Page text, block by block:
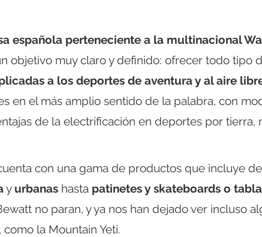
española perteneciente a la multinacional
objetivo muy claro y definido: ofrecer todo tipo
a los deportes de aventura y al aire
en el más amplio sentido de la palabra, con
de la electrificación en deportes por tierra,
con una gama de productos que incluye
y urbanas hasta patinetes y skateboards o
no paran, y ya nos han dejado ver incluso
la Mountain Yeti.